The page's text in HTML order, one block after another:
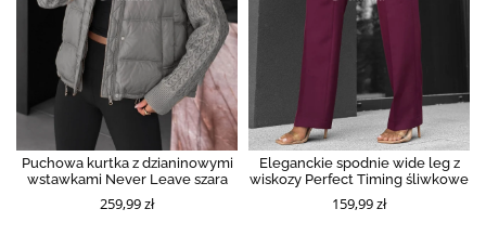
Puchowa kurtka z dzianinowymi
wstawkami Never Leave szara
259,99 zł
Eleganckie spodnie wide leg z
wiskozy Perfect Timing śliwkowe
159,99 zł